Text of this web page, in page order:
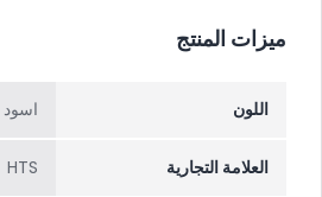
ميزات المنتج
اللون اسود
العلامة التجارية HTS